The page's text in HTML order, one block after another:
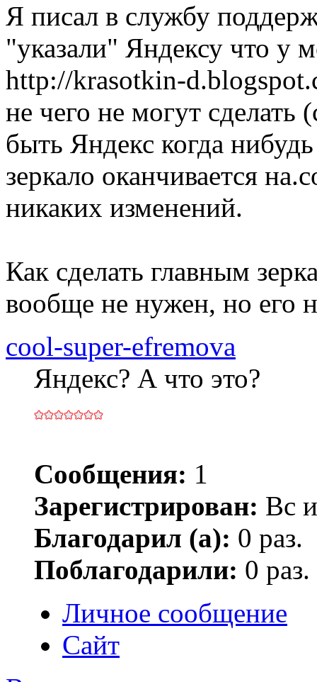
Я писал в службу
"указали" Яндексу что у
http://krasotkin-
не чего не могут сделать
быть Яндекс когда
зеркало оканчивается
никаких изменений.
Как сделать главным
вообще не нужен, но его
cool-super-efremova
Яндекс? А что это?
Сообщения: 1
Зарегистрирован: Вс
Благодарил (а): 0 раз.
Поблагодарили: 0 раз.
Личное сообщение
Сайт